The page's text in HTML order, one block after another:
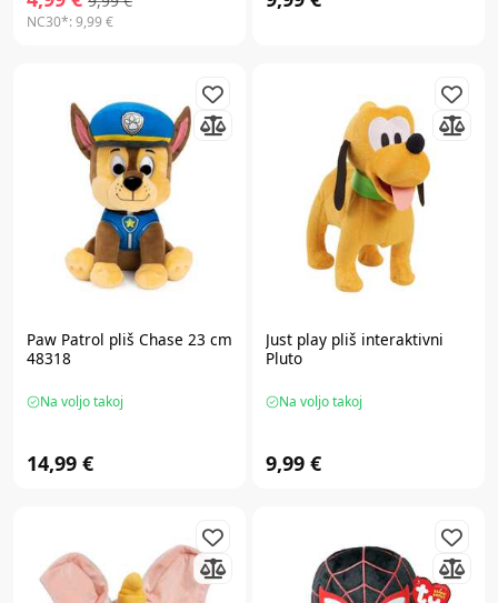
NC30*:9,99 €
Paw Patrol pliš Chase 23 cm
48318
Na voljo takoj
14,99 €
Just play pliš interaktivni
Pluto
Na voljo takoj
9,99 €